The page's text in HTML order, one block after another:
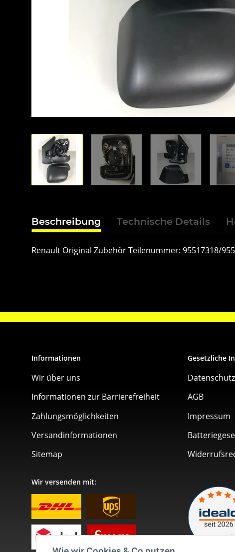
Beschreibung Technische Details
Renault Original Zubehör Teilenummer: 95517318/
Informationen
Wir über uns
Informationen zur Barrierefreiheit
Zahlungsmöglichkeiten
Versandinformationen
Sitemap
Gesetzliche
Datenschutz
AGB
Impressum
Wir versenden mit: